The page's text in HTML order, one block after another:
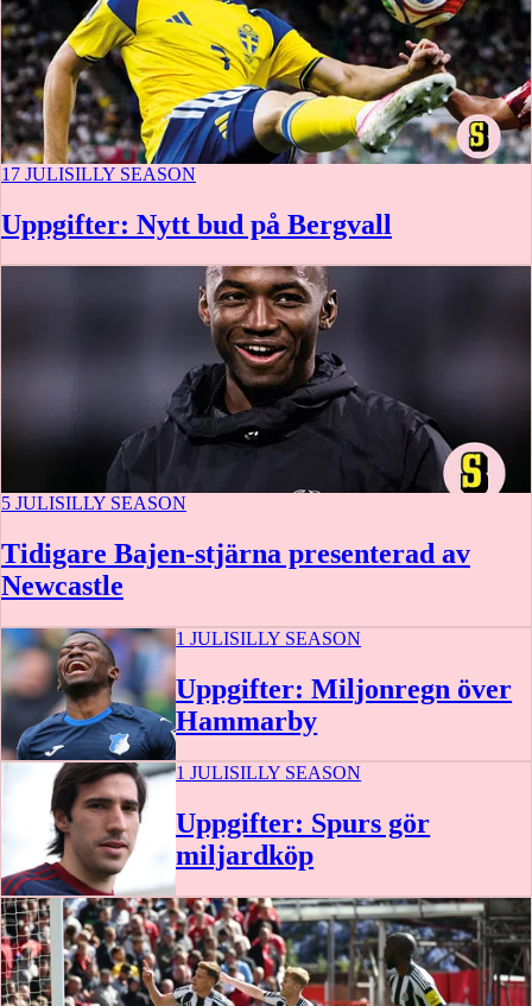
17 JULISILLY SEASON
Uppgifter: Nytt bud på Bergvall
5 JULISILLY SEASON
Tidigare Bajen-stjärna presenterad av
Newcastle
1 JULISILLY SEASON
Uppgifter: Miljonregn över
Hammarby
1 JULISILLY SEASON
Uppgifter: Spurs gör
miljardköp